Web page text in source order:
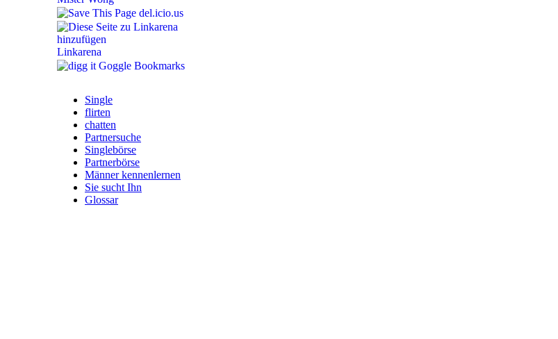
del.icio.us
Linkarena
Goggle Bookmarks
Single
flirten
chatten
Partnersuche
Singlebörse
Partnerbörse
Männer kennenlernen
Sie sucht Ihn
Glossar